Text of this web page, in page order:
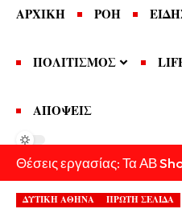
ΑΡΧΙΚΗ ΡΟΗ
ΠΟΛΙΤΙΣΜΟΣ
ΑΠΟΨΕΙΣ
Θέσεις εργασίας: Τα ΑΒ
ΔΥΤΙΚΗ ΑΘΗΝΑ ΠΡΩΤΗ ΣΕΛΙΔΑ